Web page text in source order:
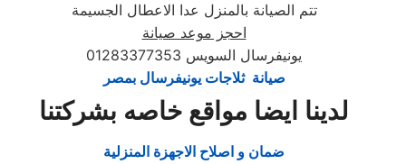
تتم الصيانة بالمنزل عدا الاعطال الجسيمة
احجز موعد صيانة
يونيفرسال السويس 01283377353
صيانة ثلاجات يونيفرسال بمصر
لدينا ايضا مواقع خاصه بشركتنا
ضمان و اصلاح الاجهزة المنزلية